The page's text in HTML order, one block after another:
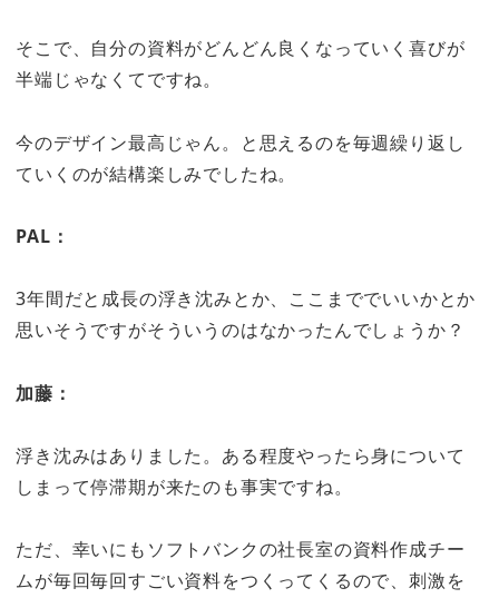
そこで、自分の資料がどんどん良くなっていく喜びが
半端じゃなくてですね。
今のデザイン最高じゃん。と思えるのを毎週繰り返し
ていくのが結構楽しみでしたね。
PAL：
3年間だと成長の浮き沈みとか、ここまででいいかとか
思いそうですがそういうのはなかったんでしょうか？
加藤：
浮き沈みはありました。ある程度やったら身について
しまって停滞期が来たのも事実ですね。
ただ、幸いにもソフトバンクの社長室の資料作成チー
ムが毎回毎回すごい資料をつくってくるので、刺激を